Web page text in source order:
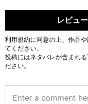
レビュ
利用規約に同意の上、作品
てください。
投稿にはネタバレが含まれ
ださい。